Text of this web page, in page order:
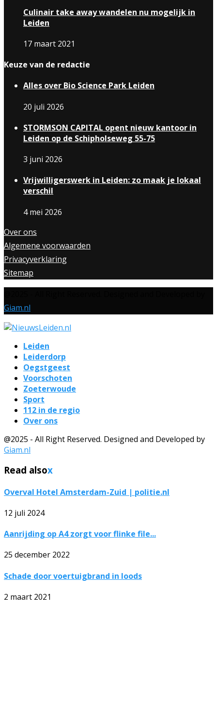
Culinair take away wandelen nu mogelijk in
Leiden
17 maart 2021
Keuze van de redactie
Alles over Bio Science Park Leiden
20 juli 2026
STORMSON CAPITAL opent nieuw kantoor in
Leiden op de Schipholseweg 55-75
3 juni 2026
Vrijwilligerswerk in Leiden: zo maak je lokaal
verschil
4 mei 2026
Over ons
Algemene voorwaarden
Privacyverklaring
Sitemap
Giam.nl
Leiden
Leiderdorp
Oegstgeest
Voorschoten
Zoeterwoude
Sport
112 in de regio
Over ons
@2025 - All Right Reserved. Designed and Developed by
Giam.nl
Read alsox
Overval Hotel Amsterdam-Zuid | politie.nl
12 juli 2024
Aanrijding op A4 zorgt voor flinke file...
25 december 2022
Schade door voertuigbrand in loods
2 maart 2021